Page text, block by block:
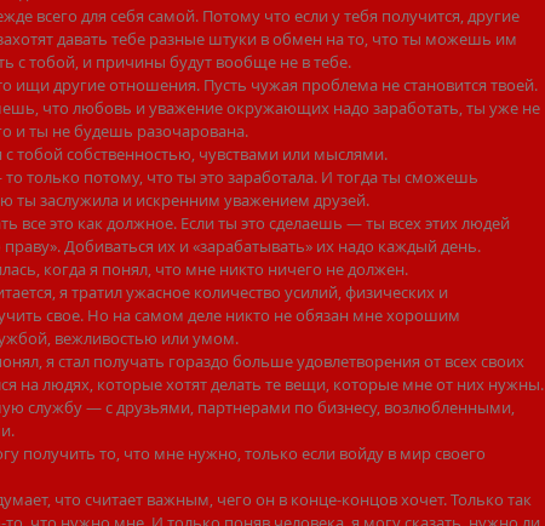
всего для себя самой. Потому что если у тебя получится, другие
давать тебе разные штуки в обмен на то, что ты можешь им
с тобой, и причины будут вообще не в тебе.
ищи другие отношения. Пусть чужая проблема не становится твоей.
что любовь и уважение окружающих надо заработать, ты уже не
и ты не будешь разочарована.
тобой собственностью, чувствами или мыслями.
только потому, что ты это заработала. И тогда ты сможешь
ты заслужила и искренним уважением друзей.
все это как должное. Если ты это сделаешь — ты всех этих людей
Добиваться их и «зарабатывать» их надо каждый день.
когда я понял, что мне никто ничего не должен.
я тратил ужасное количество усилий, физических и
свое. Но на самом деле никто не обязан мне хорошим
вежливостью или умом.
я стал получать гораздо больше удовлетворения от всех своих
на людях, которые хотят делать те вещи, которые мне от них нужны.
службу — с друзьями, партнерами по бизнесу, возлюбленными,
получить то, что мне нужно, только если войду в мир своего
что считает важным, чего он в конце-концов хочет. Только так